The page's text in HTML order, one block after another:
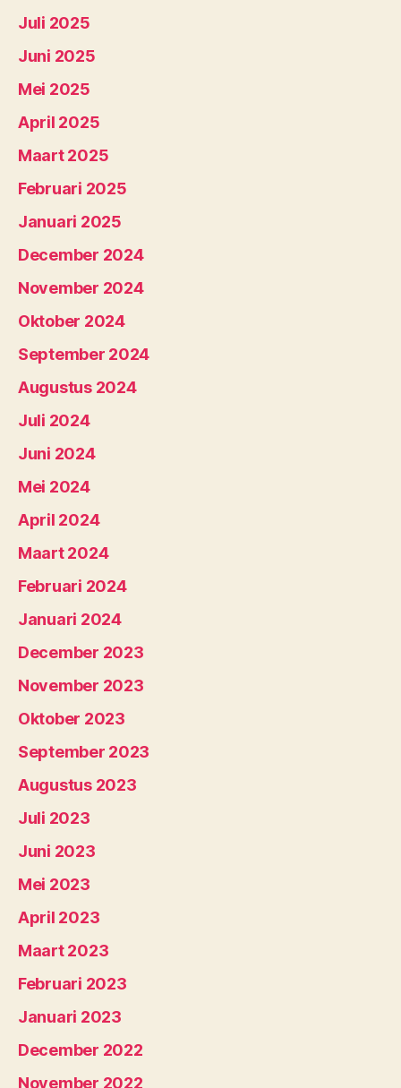
Juli 2025
Juni 2025
Mei 2025
April 2025
Maart 2025
Februari 2025
Januari 2025
December 2024
November 2024
Oktober 2024
September 2024
Augustus 2024
Juli 2024
Juni 2024
Mei 2024
April 2024
Maart 2024
Februari 2024
Januari 2024
December 2023
November 2023
Oktober 2023
September 2023
Augustus 2023
Juli 2023
Juni 2023
Mei 2023
April 2023
Maart 2023
Februari 2023
Januari 2023
December 2022
November 2022